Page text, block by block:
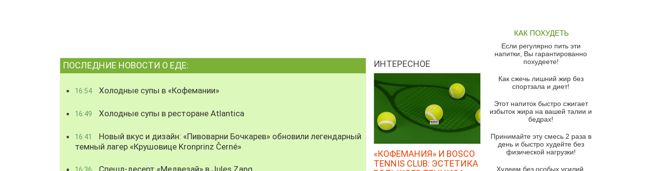
ПОСЛЕДНИЕ НОВОСТИ О ЕДЕ:
16:54 Холодные супы в «Кофемании»
16:49 Холодные супы в ресторане Atlantica
16:41
Новый вкус и дизайн: «Пивоварни Бочкарев» обновили легендарный
темный лагер «Крушовице Kronprinz Černé»
Спешл-десерт «Медвезай» в Jules Zang
ИНТЕРЕСНОЕ
«КОФЕМАНИЯ» И BOSCO
TENNIS CLUB: ЭСТЕТИКА
красного перца
Парижский луковый суп
Суп из спаржи и горошка с
Суп-крем из цветной капусты
Французский луковый суп
Суп из баклажанов с моцареллой
Грибной крем-суп с кростини с
козьим сыром
Суп мисо с зеленым луком и
КАК ПОХУДЕТЬ
Если регулярно пить эти
напитки, Вы гарантированно
похудеете!
Как сжечь лишний жир без
спортзала и диет!
Этот напиток быстро сжигает
избыток жира на вашей талии и
бедрах!
Принимайте эту смесь 2 раза в
день и быстро худейте без
физической нагрузки!
Худеем без особых усилий,